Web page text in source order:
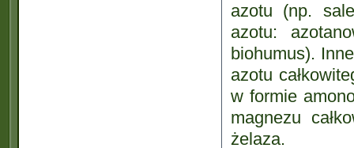
azotu (np.
azotu:
biohumus).
azotu
w formie
magnezu
żelaza.